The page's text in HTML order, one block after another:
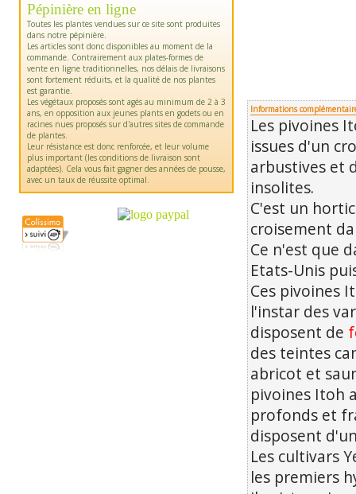
Pépinière en ligne
Toutes les plantes vendues sur ce site sont produites
dans notre pépinière.
Les articles sont donc disponibles au moment de la
commande. Contrairement aux plates-formes de
vente en ligne traditionnelles, nos délais de livraisons
sont fortement réduits, et la qualité de nos plantes
est garantie.
Les végétaux proposés sont agés au minimum de 2 à 3
ans, en opposition aux jeunes plants en godets ou en
racines nues proposés sur d'autres sites de commande
de plantes.
Leur résistance est donc renforcée, et leur volume
plus important (les conditions de livraison sont
adaptées). Cela vous fait gagner des années de pousse,
avec un taux de réussite optimal.
Informations
Les pivoines
issues d'un
arbustives et
insolites.
C'est un
croisement
Ce n'est que
Etats-Unis
Ces pivoines
l'instar des
disposent de
des teintes
abricot et
pivoines Itoh
profonds et
disposent
Les cultivars
les premiers